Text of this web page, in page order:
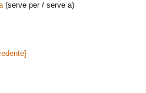
(serve per / serve a)